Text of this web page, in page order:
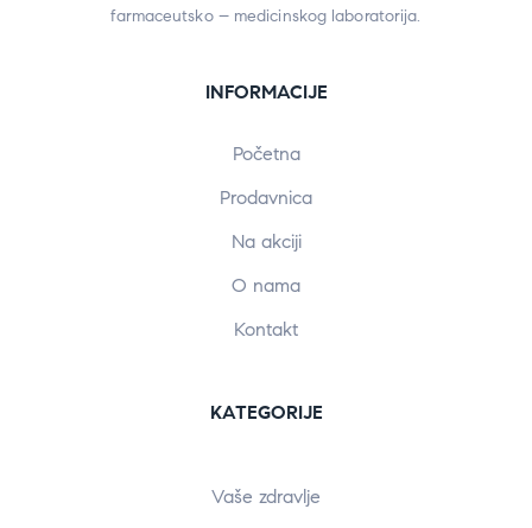
farmaceutsko – medicinskog laboratorija.
INFORMACIJE
Početna
Prodavnica
Na akciji
O nama
Kontakt
KATEGORIJE
Vaše zdravlje